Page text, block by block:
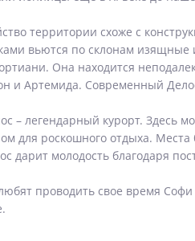
территории схоже с
вьются по склонам изящные
Она находится
и Артемида. Современный
– легендарный курорт. Здесь
для роскошного отдыха. Места
дарит молодость благодаря
проводить свое время